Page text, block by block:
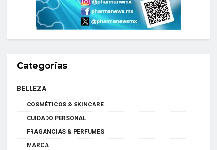
Categorias
BELLEZA
COSMÉTICOS & SKINCARE
CUIDADO PERSONAL
FRAGANCIAS & PERFUMES
MARCA